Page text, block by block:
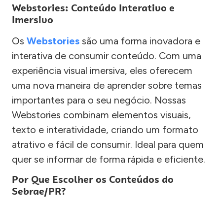
Webstories: Conteúdo Interativo e
Imersivo
Os Webstories são uma forma inovadora e
interativa de consumir conteúdo. Com uma
experiência visual imersiva, eles oferecem
uma nova maneira de aprender sobre temas
importantes para o seu negócio. Nossas
Webstories combinam elementos visuais,
texto e interatividade, criando um formato
atrativo e fácil de consumir. Ideal para quem
quer se informar de forma rápida e eficiente.
Por Que Escolher os Conteúdos do
Sebrae/PR?